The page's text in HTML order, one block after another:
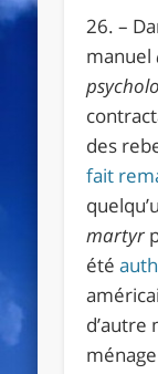
26. –
manuel
des
fait
martyr
été